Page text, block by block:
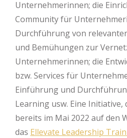
Unternehmerinnen; die
Community für
Durchführung von
und Bemühungen zur
Unternehmerinnen; die
bzw. Services für
Einführung und
Learning usw. Eine Initiative,
bereits im Mai 2022 auf den
das Ellevate Leadership